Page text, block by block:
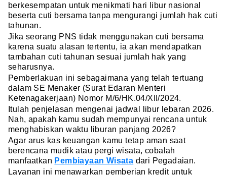
berkesempatan untuk menikmati hari libur nasional
beserta cuti bersama tanpa mengurangi jumlah hak cuti
tahunan.
Jika seorang PNS tidak menggunakan cuti bersama
karena suatu alasan tertentu, ia akan mendapatkan
tambahan cuti tahunan sesuai jumlah hak yang
seharusnya.
Pemberlakuan ini sebagaimana yang telah tertuang
dalam SE Menaker (Surat Edaran Menteri
Ketenagakerjaan) Nomor M/6/HK.04/XII/2024.
Itulah penjelasan mengenai jadwal libur lebaran 2026.
Nah, apakah kamu sudah mempunyai rencana untuk
menghabiskan waktu liburan panjang 2026?
Agar arus kas keuangan kamu tetap aman saat
berencana mudik atau pergi wisata, cobalah
manfaatkan Pembiayaan Wisata dari Pegadaian.
Layanan ini menawarkan pemberian kredit untuk